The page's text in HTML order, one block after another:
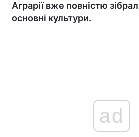
Аграрії вже повністю
основні культури.
ad